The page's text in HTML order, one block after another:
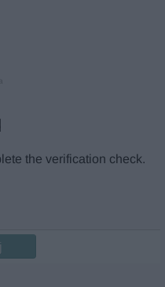
the verification check.